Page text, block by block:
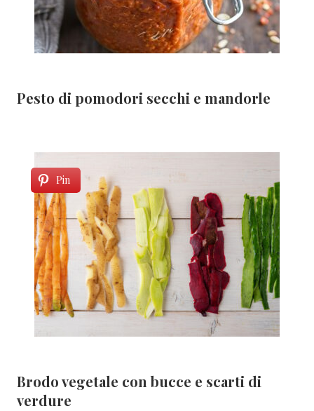
Pesto di pomodori secchi e mandorle
Pin
Brodo vegetale con bucce e scarti di
verdure